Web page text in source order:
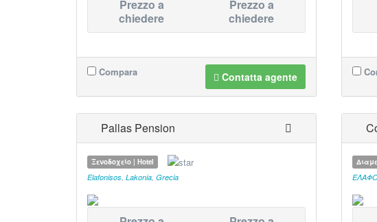
Prezzo a
chiedere
Prezzo a
chiedere
Contatta agente
Compara
Pallas Pension
Ξενοδοχείο | Hotel
Elafonisos Lakonia Grecia